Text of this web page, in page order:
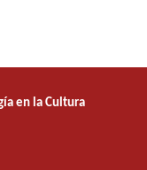
en la Cultura